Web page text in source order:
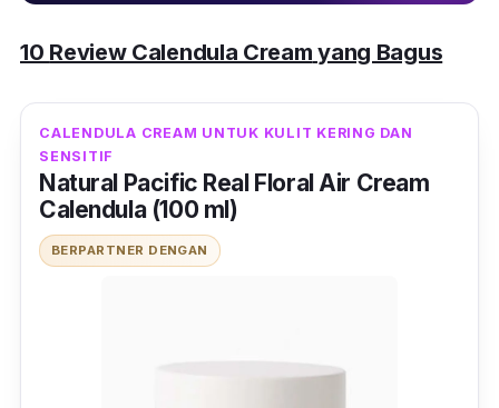
10 Review Calendula Cream yang Bagus
CALENDULA CREAM UNTUK KULIT KERING DAN
SENSITIF
Natural Pacific Real Floral Air Cream
Calendula (100 ml)
BERPARTNER DENGAN